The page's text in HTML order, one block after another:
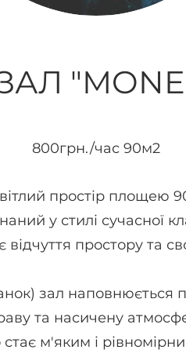
800грн./час 90м2
простір площею
у стилі сучасної
простору та
зал
та насичену
стає м'яким і